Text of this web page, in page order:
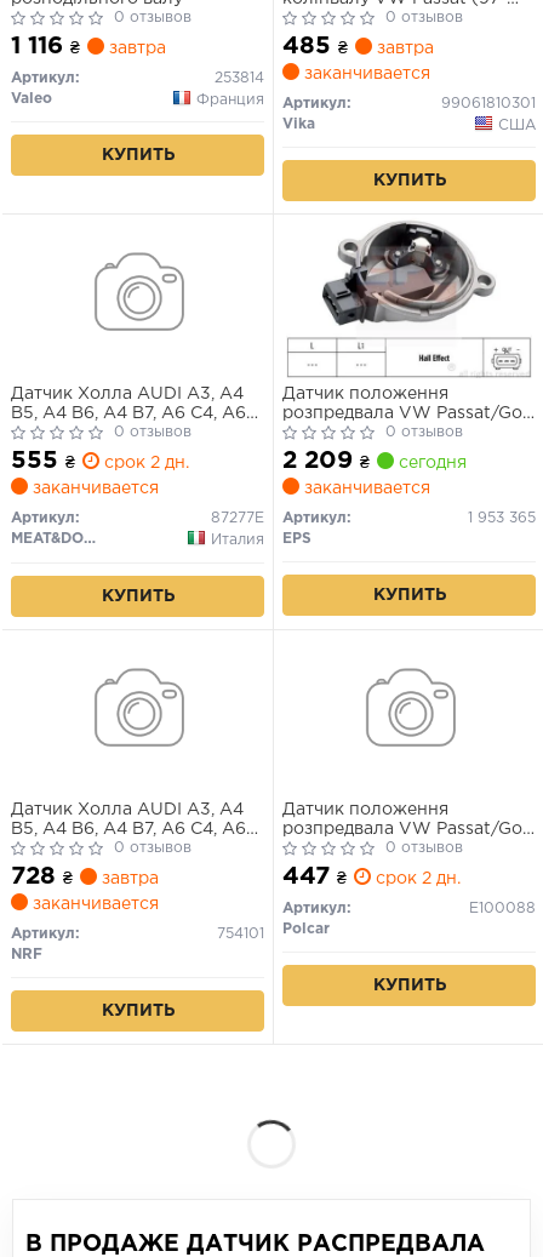
0 отзывов
1 116 ₴ завтра
Артикул:
253814
Valeo
Франция
КУПИТЬ
00)/Audi A4 (95-01), A6 (98-
01) (99061810301) VIKA
0 отзывов
485 ₴
завтра
заканчивается
Артикул:
99061810301
Vika
США
КУПИТЬ
Датчик Холла AUDI A3, A4
B5, A4 B6, A4 B7, A6 C4, A6
C5, A8 D2, A8 D3, ALLROAD
C5, CABRIOLET B3, TT GEELY
BL, CK, MR, PU SEAT
ALHAMBRA, CORDOBA,
IBIZA II, IBIZA III, LEON,
TOLEDO II 1.3-4.2 03.94-
0 отзывов
555 ₴
срок 2 дн.
заканчивается
Артикул:
87277E
MEAT&DORIA
Италия
КУПИТЬ
Датчик положення
розпредвала VW Passat/Golf
V 1.8 /Audi A3/A4/A6/A8 94-
0 отзывов
2 209 ₴
сегодня
заканчивается
Артикул:
1 953 365
EPS
КУПИТЬ
Датчик Холла AUDI A3, A4
B5, A4 B6, A4 B7, A6 C4, A6
C5, A8 D2, A8 D3, ALLROAD
C5, CABRIOLET B3, TT, SEAT
ALHAMBRA, CORDOBA,
IBIZA II, IBIZA III, LEON,
TOLEDO II, SKODA OCTAVIA I
1.8-4.2 11.92-03.16
0 отзывов
728 ₴
завтра
заканчивается
Артикул:
754101
NRF
КУПИТЬ
Датчик положення
розпредвала VW Passat/Golf
V 1.8 /Audi A3/A4/A6/A8 94-
0 отзывов
447 ₴ срок 2 дн.
Артикул:
E100088
Polcar
КУПИТЬ
В ПРОДАЖЕ ДАТЧИК РАСПРЕДВАЛА